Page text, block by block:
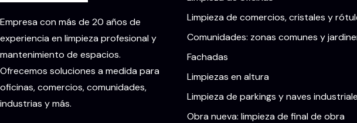
Empresa con más de 20 años de
experiencia en limpieza profesional y
mantenimiento de espacios.
Ofrecemos soluciones a medida para
oficinas, comercios, comunidades,
industrias y más.
Limpieza de comercios, cristales y
Comunidades: zonas comunes y
Fachadas
Limpiezas en altura
Limpieza de parkings y naves
Obra nueva: limpieza de final de obra